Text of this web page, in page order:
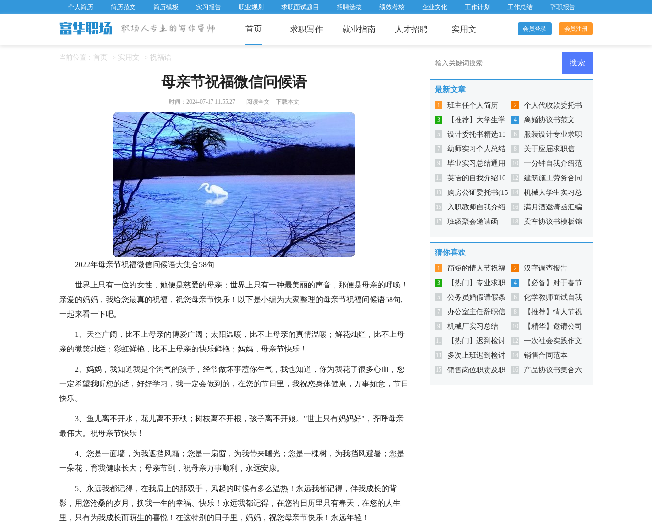
个人简历 简历范文 简历模板 实习报告 职业规划 求职面试题目 招聘选拔 绩效考核 企业文化 工作计划 工作总结 辞职报告
首页 求职写作 就业指南 人才招聘 实用文 会员登录 会员注册
当前位置： 首页 > 实用文 > 祝福语
母亲节祝福微信问候语
时间：2024-07-17 11:55:27 阅读全文 下载本文
2022年母亲节祝福微信问候语大集合58句
世界上只有一位的女性，她便是慈爱的母亲；世界上只有一种最美丽的声音，那便是母亲的呼唤！
亲爱的妈妈，我给您最真的祝福，祝您母亲节快乐！以下是小编为大家整理的母亲节祝福问候语58句,
一起来看一下吧。
1、天空广阔，比不上母亲的博爱广阔；太阳温暖，比不上母亲的真情温暖；鲜花灿烂，比不上母
亲的微笑灿烂；彩虹鲜艳，比不上母亲的快乐鲜艳；妈妈，母亲节快乐！
2、妈妈，我知道我是个淘气的孩子，经常做坏事惹你生气，我也知道，你为我花了很多心血，您
一定希望我听您的话，好好学习，我一定会做到的，在您的节日里，我祝您身体健康，万事如意，节日
快乐。
3、鱼儿离不开水，花儿离不开秧；树枝离不开根，孩子离不开娘。"世上只有妈妈好"，齐呼母亲
最伟大。祝母亲节快乐！
4、您是一面墙，为我遮挡风霜；您是一扇窗，为我带来曙光；您是一棵树，为我挡风避暑；您是
一朵花，育我健康长大；母亲节到，祝母亲万事顺利，永远安康。
5、永远我都记得，在我肩上的那双手，风起的时候有多么温热！永远我都记得，伴我成长的背
影，用您沧桑的岁月，换我一生的幸福、快乐！永远我都记得，在您的日历里只有春天，在您的人生
里，只有为我成长而萌生的喜悦！在这特别的日子里，妈妈，祝您母亲节快乐！永远年轻！
最新文章
1 班主任个人简历 2
个人代收款委托书
15篇
3
【推荐】大学生学
生实习报告模板汇总六
篇
4 离婚协议书范文
5
设计委托书精选15
篇
6
服装设计专业求职
信
7
幼师实习个人总结
(精选15篇)
8 关于应届求职信
9
毕业实习总结通用
15篇
10
一分钟自我介绍范
文
11
英语的自我介绍10
篇
12
建筑施工劳务合同
范本
13
购房公证委托书(15
篇)
14
机械大学生实习总
结
15 入职教师自我介绍 16
满月酒邀请函汇编
15篇
17 班级聚会邀请函 18
卖车协议书模板锦
猜你喜欢
1
简短的情人节祝福
短语汇总76条
2 汉字调查报告
3
【热门】专业求职
信模板汇总8篇
4
【必备】对于春节
的祝福语汇编9篇
5
公务员婚假请假条
7篇
6
化学教师面试自我
介绍
7
办公室主任辞职信
13篇
8
【推荐】情人节祝
福短语集锦65句
9 机械厂实习总结 10
【精华】邀请公司
邀请函模板十篇
11
【热门】迟到检讨
书模板合集七篇
12
一次社会实践作文
400字合集9篇
13
多次上班迟到检讨
书汇编7篇
14
销售合同范本
【精】
15
销售岗位职责及职
16
产品协议书集合六